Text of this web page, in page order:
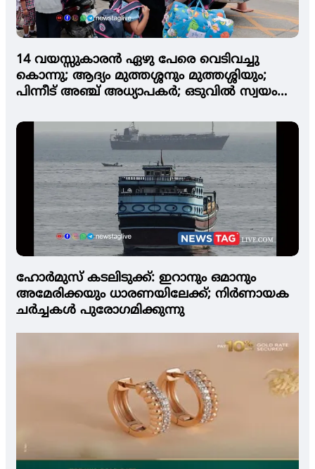
14 വയസ്സുകാരന്‍ ഏഴു പേരെ വെടിവച്ചു
കൊന്നു; ആദ്യം മുത്തശ്ശനും മുത്തശ്ശിയും;
പിന്നീട് അഞ്ച് അധ്യാപകര്‍; ഒടുവില്‍ സ്വയം
ഹോര്‍മുസ് കടലിടുക്ക്: ഇറാനും ഒമാനും
അമേരിക്കയും ധാരണയിലേക്ക്; നിര്‍ണായക
ചര്‍ച്ചകള്‍ പുരോഗമിക്കുന്നു